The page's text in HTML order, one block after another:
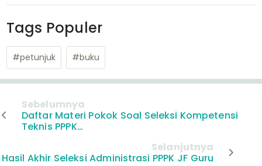
Tags Populer
#petunjuk #buku
Sebelumnya
Daftar Materi Pokok Soal Seleksi Kompetensi
Teknis PPPK…
Selanjutnya
Hasil Akhir Seleksi Administrasi PPPK JF Guru